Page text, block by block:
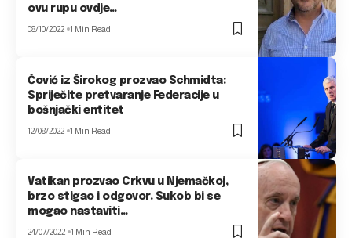
ovu rupu ovdje…
08/10/2022 1 Min Read
Čović iz Širokog prozvao Schmidta:
Spriječite pretvaranje Federacije u
bošnjački entitet
12/08/2022 1 Min Read
Vatikan prozvao Crkvu u Njemačkoj,
brzo stigao i odgovor. Sukob bi se
mogao nastaviti…
24/07/2022 1 Min Read